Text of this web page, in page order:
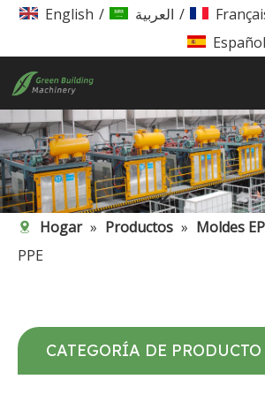
English / العربية /
Español
Hogar » Productos » Moldes
PPE
CATEGORÍA DE PRODUCTO